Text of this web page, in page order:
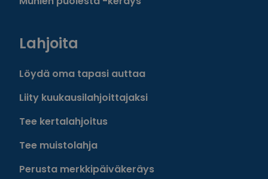
Lahjoita
Löydä oma tapasi auttaa
Liity kuukausilahjoittajaksi
Tee kertalahjoitus
Tee muistolahja
Perusta merkkipäiväkeräys